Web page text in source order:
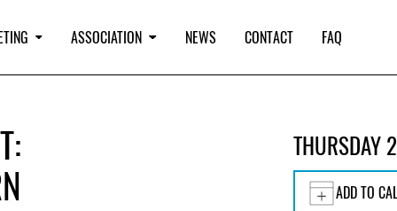
ASSOCIATION NEWS CONTACT FAQ
THURSDAY
ADD TO